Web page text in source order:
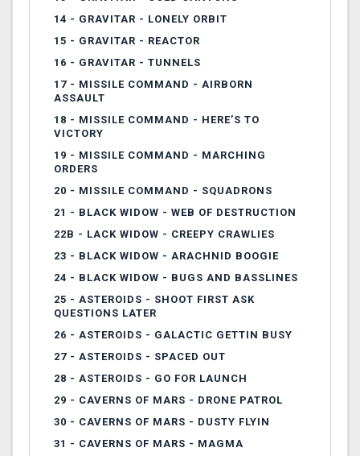
14 - GRAVITAR - LONELY ORBIT
15 - GRAVITAR - REACTOR
16 - GRAVITAR - TUNNELS
17 - MISSILE COMMAND - AIRBORN
ASSAULT
18 - MISSILE COMMAND - HERE’S TO
VICTORY
19 - MISSILE COMMAND - MARCHING
ORDERS
20 - MISSILE COMMAND - SQUADRONS
21 - BLACK WIDOW - WEB OF DESTRUCTION
22B - LACK WIDOW - CREEPY CRAWLIES
23 - BLACK WIDOW - ARACHNID BOOGIE
24 - BLACK WIDOW - BUGS AND BASSLINES
25 - ASTEROIDS - SHOOT FIRST ASK
QUESTIONS LATER
26 - ASTEROIDS - GALACTIC GETTIN BUSY
27 - ASTEROIDS - SPACED OUT
28 - ASTEROIDS - GO FOR LAUNCH
29 - CAVERNS OF MARS - DRONE PATROL
30 - CAVERNS OF MARS - DUSTY FLYIN
31 - CAVERNS OF MARS - MAGMA